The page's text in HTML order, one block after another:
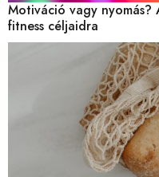
Motiváció vagy nyomás?
fitness céljaidra